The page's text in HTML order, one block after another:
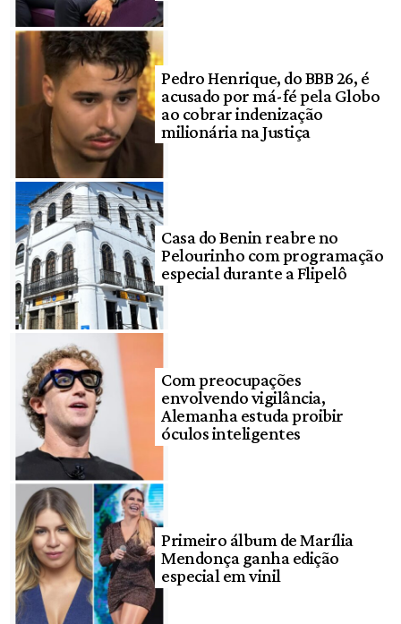
Pedro Henrique, do BBB 26, é
acusado por má-fé pela Globo
ao cobrar indenização
milionária na Justiça
Casa do Benin reabre no
Pelourinho com programação
especial durante a Flipelô
Com preocupações
envolvendo vigilância,
Alemanha estuda proibir
óculos inteligentes
Primeiro álbum de Marília
Mendonça ganha edição
especial em vinil